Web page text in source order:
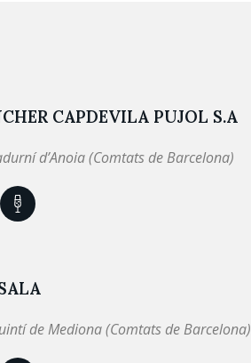
CAPDEVILA PUJOL S.A
d’Anoia (Comtats de Barcelona)
de Mediona (Comtats de Barcelona)